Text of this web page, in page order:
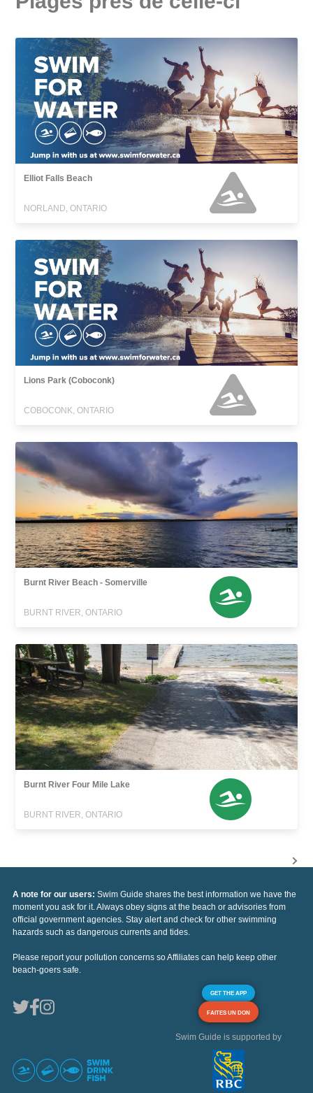
Elliot Falls Beach
NORLAND, ONTARIO
Lions Park (Coboconk)
COBOCONK, ONTARIO
Burnt River Beach - Somerville
BURNT RIVER, ONTARIO
Burnt River Four Mile Lake
BURNT RIVER, ONTARIO
A note for our users: Swim Guide shares the best information we have the
moment you ask for it. Always obey signs at the beach or advisories from
official government agencies. Stay alert and check for other swimming
hazards such as dangerous currents and tides.
Please report your pollution concerns so Affiliates can help keep other
beach-goers safe.
GET THE APP
FAITES UN DON
Swim Guide is supported by